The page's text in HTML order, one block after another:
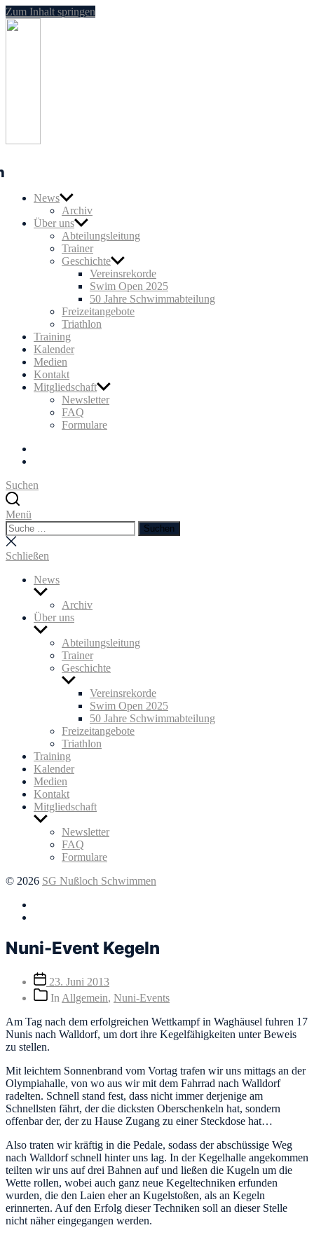
Zum Inhalt springen
News
Archiv
Über uns
Abteilungsleitung
Trainer
Geschichte
Vereinsrekorde
Swim Open 2025
50 Jahre Schwimmabteilung
Freizeitangebote
Triathlon
Training
Kalender
Medien
Kontakt
Mitgliedschaft
Newsletter
FAQ
Formulare
Suchen
Menü
Suchen
nach:
Suchen
Suche
schließen
Schließen
News
Untermenü
anzeigenArchiv
Über uns
Untermenü
anzeigenAbteilungsleitung
Trainer
Geschichte
Untermenü
anzeigenVereinsrekorde
Swim Open 2025
50 Jahre Schwimmabteilung
Freizeitangebote
Triathlon
Training
Kalender
Medien
Kontakt
Mitgliedschaft
Untermenü
anzeigenNewsletter
FAQ
Formulare
© 2026 SG Nußloch Schwimmen
Nuni-Event Kegeln
Veröffentlichungsdatum
23. Juni 2013
Beitragskategorien
In Allgemein, Nuni-Events
Am Tag nach dem erfolgreichen Wettkampf in Waghäusel fuhren 17
Nunis nach Walldorf, um dort ihre Kegelfähigkeiten unter Beweis
zu stellen.
Mit leichtem Sonnenbrand vom Vortag trafen wir uns mittags an der
Olympiahalle, von wo aus wir mit dem Fahrrad nach Walldorf
radelten. Schnell stand fest, dass nicht immer derjenige am
Schnellsten fährt, der die dicksten Oberschenkeln hat, sondern
offenbar der, der zu Hause Zugang zu einer Steckdose hat…
Also traten wir kräftig in die Pedale, sodass der abschüssige Weg
nach Walldorf schnell hinter uns lag. In der Kegelhalle angekommen
teilten wir uns auf drei Bahnen auf und ließen die Kugeln um die
Wette rollen, wobei auch ganz neue Kegeltechniken erfunden
wurden, die den Laien eher an Kugelstoßen, als an Kegeln
erinnerten. Auf den Erfolg dieser Techniken soll an dieser Stelle
nicht näher eingegangen werden.